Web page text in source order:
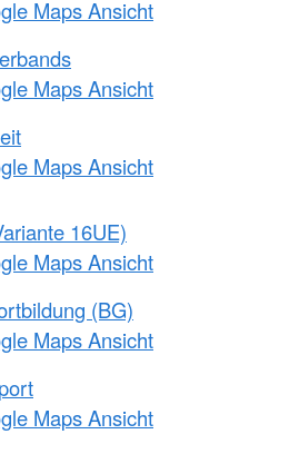
Maps Ansicht
Maps Ansicht
Maps Ansicht
16UE)
Maps Ansicht
(BG)
Maps Ansicht
Maps Ansicht